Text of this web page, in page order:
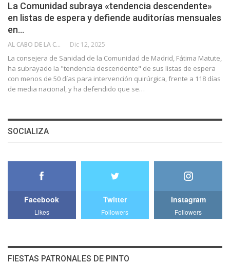
La Comunidad subraya «tendencia descendente»
en listas de espera y defiende auditorías mensuales
en…
AL CABO DE LA CALLE Dic 12, 2025
La consejera de Sanidad de la Comunidad de Madrid, Fátima Matute,
ha subrayado la "tendencia descendente" de sus listas de espera
con menos de 50 días para intervención quirúrgica, frente a 118 días
de media nacional, y ha defendido que se…
SOCIALIZA
Facebook
Likes
Twitter
Followers
Instagram
Followers
FIESTAS PATRONALES DE PINTO